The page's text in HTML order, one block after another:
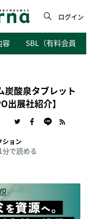
ログイン
容 SBL（有料会員向けサ
炭酸泉タブレット
出展社紹介】
ョン
分で読める